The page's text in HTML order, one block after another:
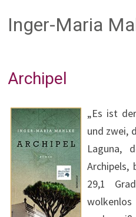
Inger-Maria
Archipel
„Es ist
und zwei,
Laguna,
29,1